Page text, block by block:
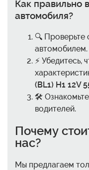
Как правильно
автомобиля?
🔍 Проверьте
автомобилем.
⚡
(BL1) H1 12V
🛠️
водителей.
Почему
нас?
Мы предлагаем